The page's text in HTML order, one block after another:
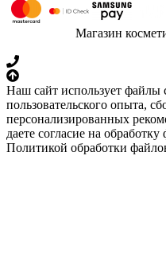
Магазин
Наш сайт использует файлы
пользовательского опыта,
персонализированных
даете согласие на
Политикой обработки